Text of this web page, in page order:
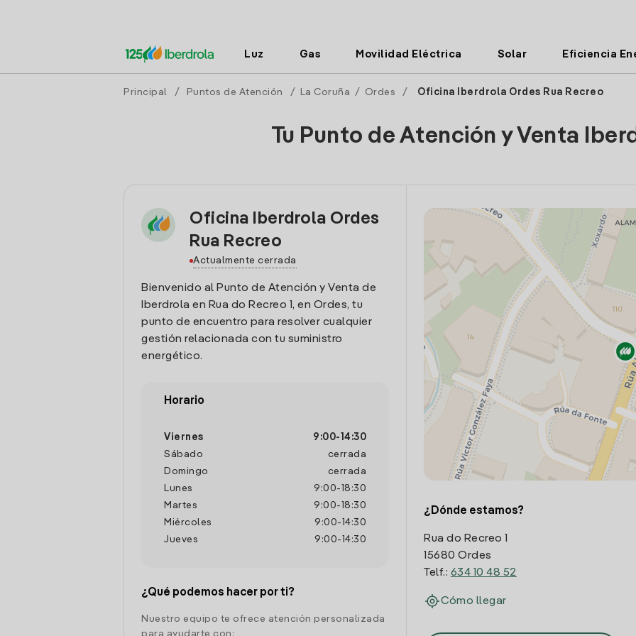
Luz Gas Movilidad Eléctrica Solar Eficiencia
Principal / Puntos de Atención / La Coruña / Ordes / Oficina Iberdrola Ordes Rua Recreo
Tu Punto de Atención y Venta
Oficina Iberdrola Ordes
Rua Recreo
Actualmente cerrada
Bienvenido al Punto de Atención y Venta de
Iberdrola en Rua do Recreo 1, en Ordes, tu
punto de encuentro para resolver cualquier
gestión relacionada con tu suministro
energético.
Horario
Viernes 9:00- 14:30
Sábado
cerrada
Domingo
cerrada
Lunes
9:00- 18:30
Martes
9:00- 18:30
Miércoles
9:00- 14:30
Jueves
9:00- 14:30
¿Qué podemos hacer por ti?
Nuestro equipo te ofrece atención personalizada
para ayudarte con:
¿Dónde estamos?
Rua do Recreo 1
15680 Ordes
Telf.: 634 10 48 52
Cómo llegar